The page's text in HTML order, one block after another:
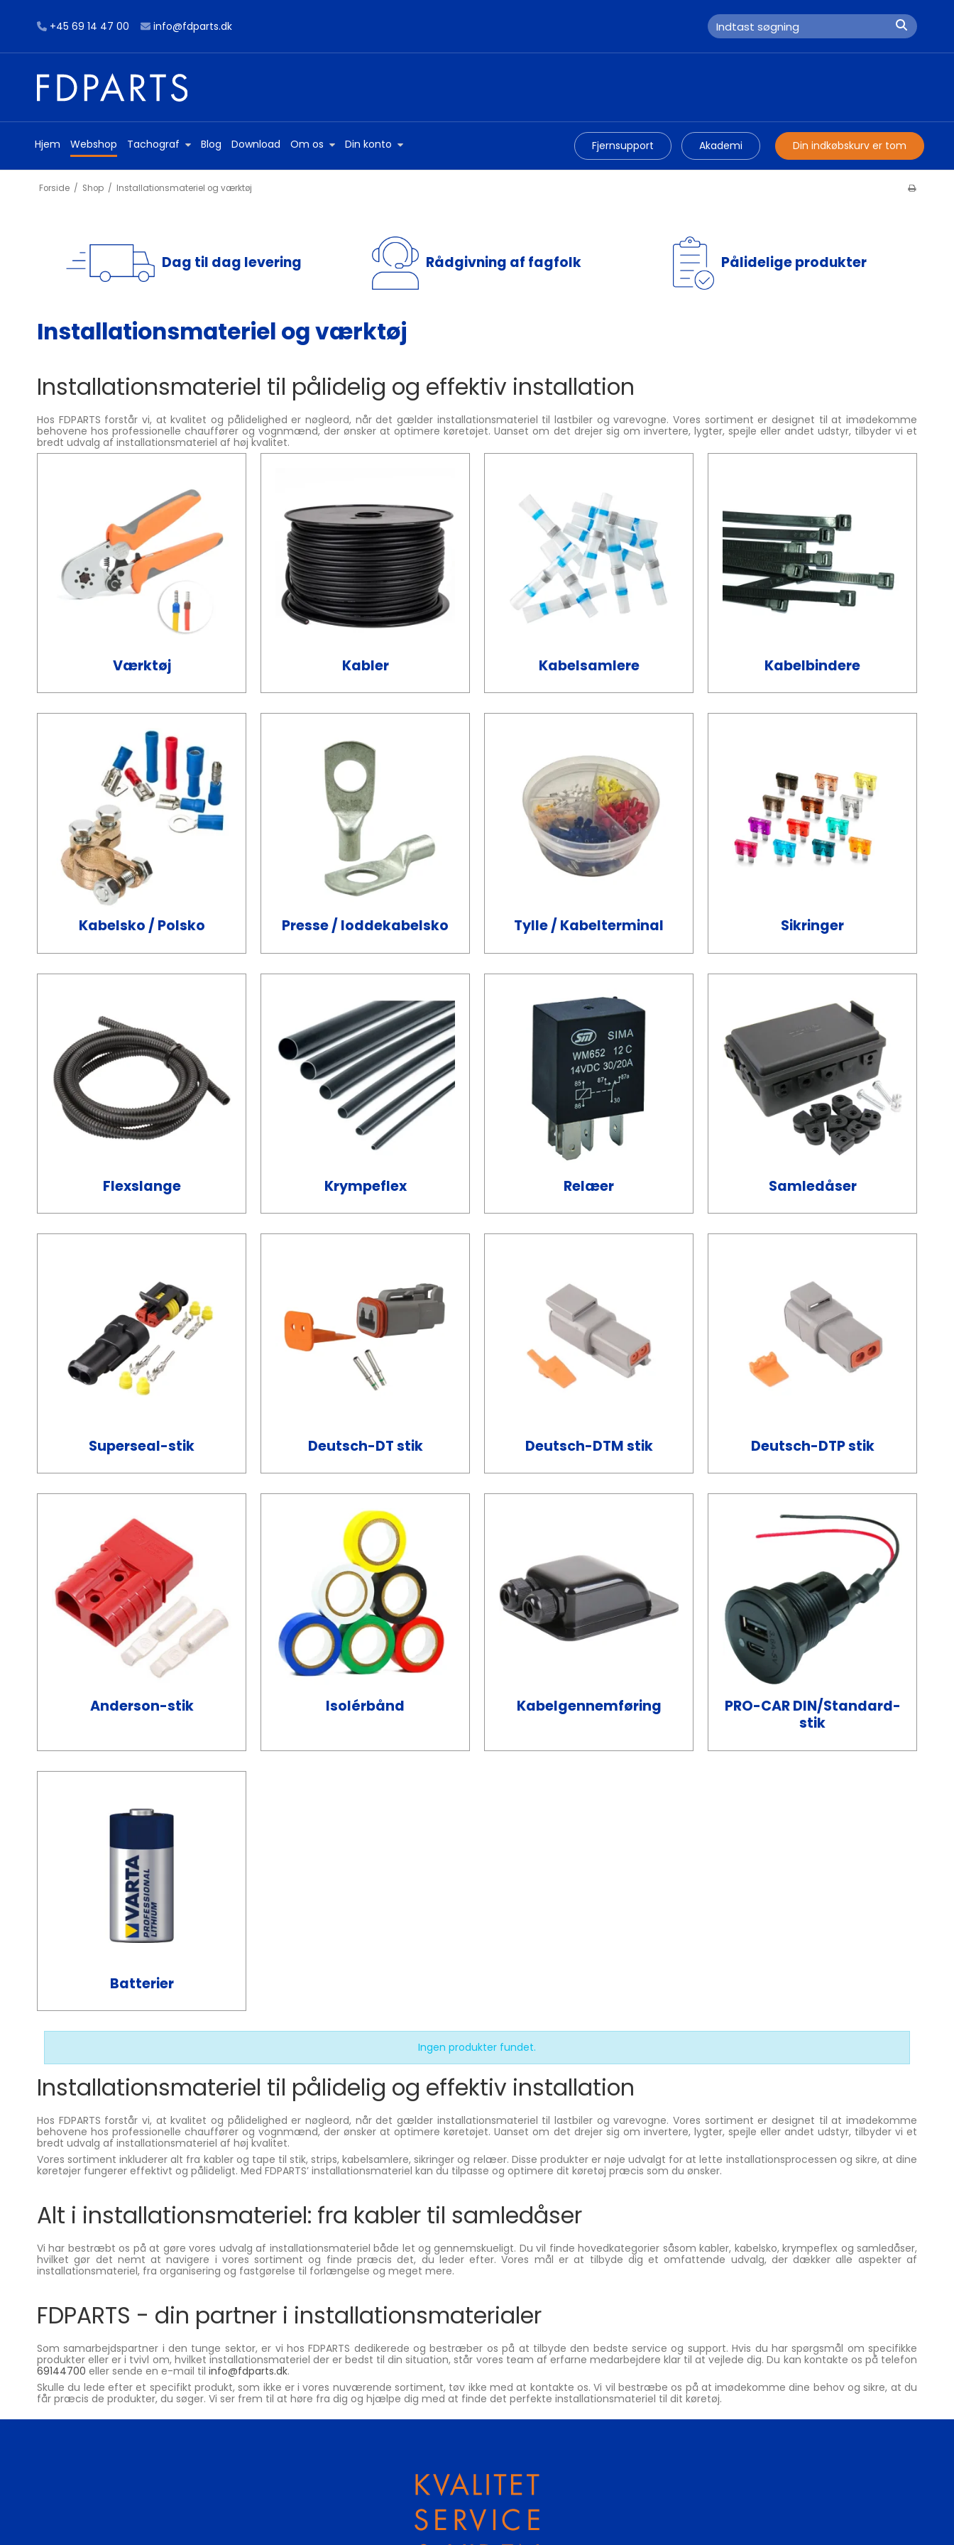
+45 69 14 47 00 info@fdparts.dk
Hjem Webshop Tachograf Blog Download Om os Din konto Fjernsupport Akademi Din indkøbskurv er tom
Forside / Shop / Installationsmateriel og værktøj
Dag til dag levering Rådgivning af fagfolk Pålidelige produkter
Installationsmateriel og værktøj
Installationsmateriel til pålidelig og effektiv installation
Hos FDPARTS forstår vi, at kvalitet og pålidelighed er nøgleord, når det gælder installationsmateriel til lastbiler og varevogne. Vores sortiment er designet til at imødekomme
behovene hos professionelle chauffører og vognmænd, der ønsker at optimere køretøjet. Uanset om det drejer sig om invertere, lygter, spejle eller andet udstyr, tilbyder vi et
bredt udvalg af installationsmateriel af høj kvalitet.
Værktøj Kabler Kabelsamlere Kabelbindere
Kabelsko / Polsko Presse / loddekabelsko Tylle / Kabelterminal Sikringer
Flexslange Krympeflex Relæer Samledåser
Superseal-stik Deutsch-DT stik Deutsch-DTM stik Deutsch-DTP stik
Anderson-stik Isolérbånd Kabelgennemføring
PRO-CAR DIN/Standard-
stik
Batterier
Ingen produkter fundet.
Installationsmateriel til pålidelig og effektiv installation
Hos FDPARTS forstår vi, at kvalitet og pålidelighed er nøgleord, når det gælder installationsmateriel til lastbiler og varevogne. Vores sortiment er designet til at imødekomme
behovene hos professionelle chauffører og vognmænd, der ønsker at optimere køretøjet. Uanset om det drejer sig om invertere, lygter, spejle eller andet udstyr, tilbyder vi et
bredt udvalg af installationsmateriel af høj kvalitet.
Vores sortiment inkluderer alt fra kabler og tape til stik, strips, kabelsamlere, sikringer og relæer. Disse produkter er nøje udvalgt for at lette installationsprocessen og sikre, at dine
køretøjer fungerer effektivt og pålideligt. Med FDPARTS’ installationsmateriel kan du tilpasse og optimere dit køretøj præcis som du ønsker.
Alt i installationsmateriel: fra kabler til samledåser
Vi har bestræbt os på at gøre vores udvalg af installationsmateriel både let og gennemskueligt. Du vil finde hovedkategorier såsom kabler, kabelsko, krympeflex og samledåser,
hvilket gør det nemt at navigere i vores sortiment og finde præcis det, du leder efter. Vores mål er at tilbyde dig et omfattende udvalg, der dækker alle aspekter af
installationsmateriel, fra organisering og fastgørelse til forlængelse og meget mere.
FDPARTS - din partner i installationsmaterialer
Som samarbejdspartner i den tunge sektor, er vi hos FDPARTS dedikerede og bestræber os på at tilbyde den bedste service og support. Hvis du har spørgsmål om specifikke
produkter eller er i tvivl om, hvilket installationsmateriel der er bedst til din situation, står vores team af erfarne medarbejdere klar til at vejlede dig. Du kan kontakte os på telefon
69144700 eller sende en e-mail til info@fdparts.dk.
Skulle du lede efter et specifikt produkt, som ikke er i vores nuværende sortiment, tøv ikke med at kontakte os. Vi vil bestræbe os på at imødekomme dine behov og sikre, at du
får præcis de produkter, du søger. Vi ser frem til at høre fra dig og hjælpe dig med at finde det perfekte installationsmateriel til dit køretøj.